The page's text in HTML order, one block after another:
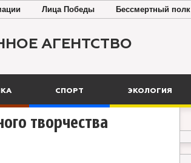
Лица Победы Бессмертный полк
АГЕНТСТВО
СПОРТ ЭКОЛОГИЯ
творчества